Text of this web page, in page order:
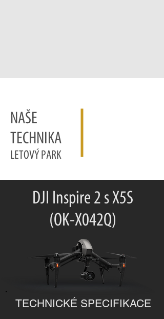
NAŠE
TECHNIKA
LETOVÝ PARK
DJI Inspire 2 s X5S
(OK-X042Q)
TECHNICKÉ SPECIFIKACE